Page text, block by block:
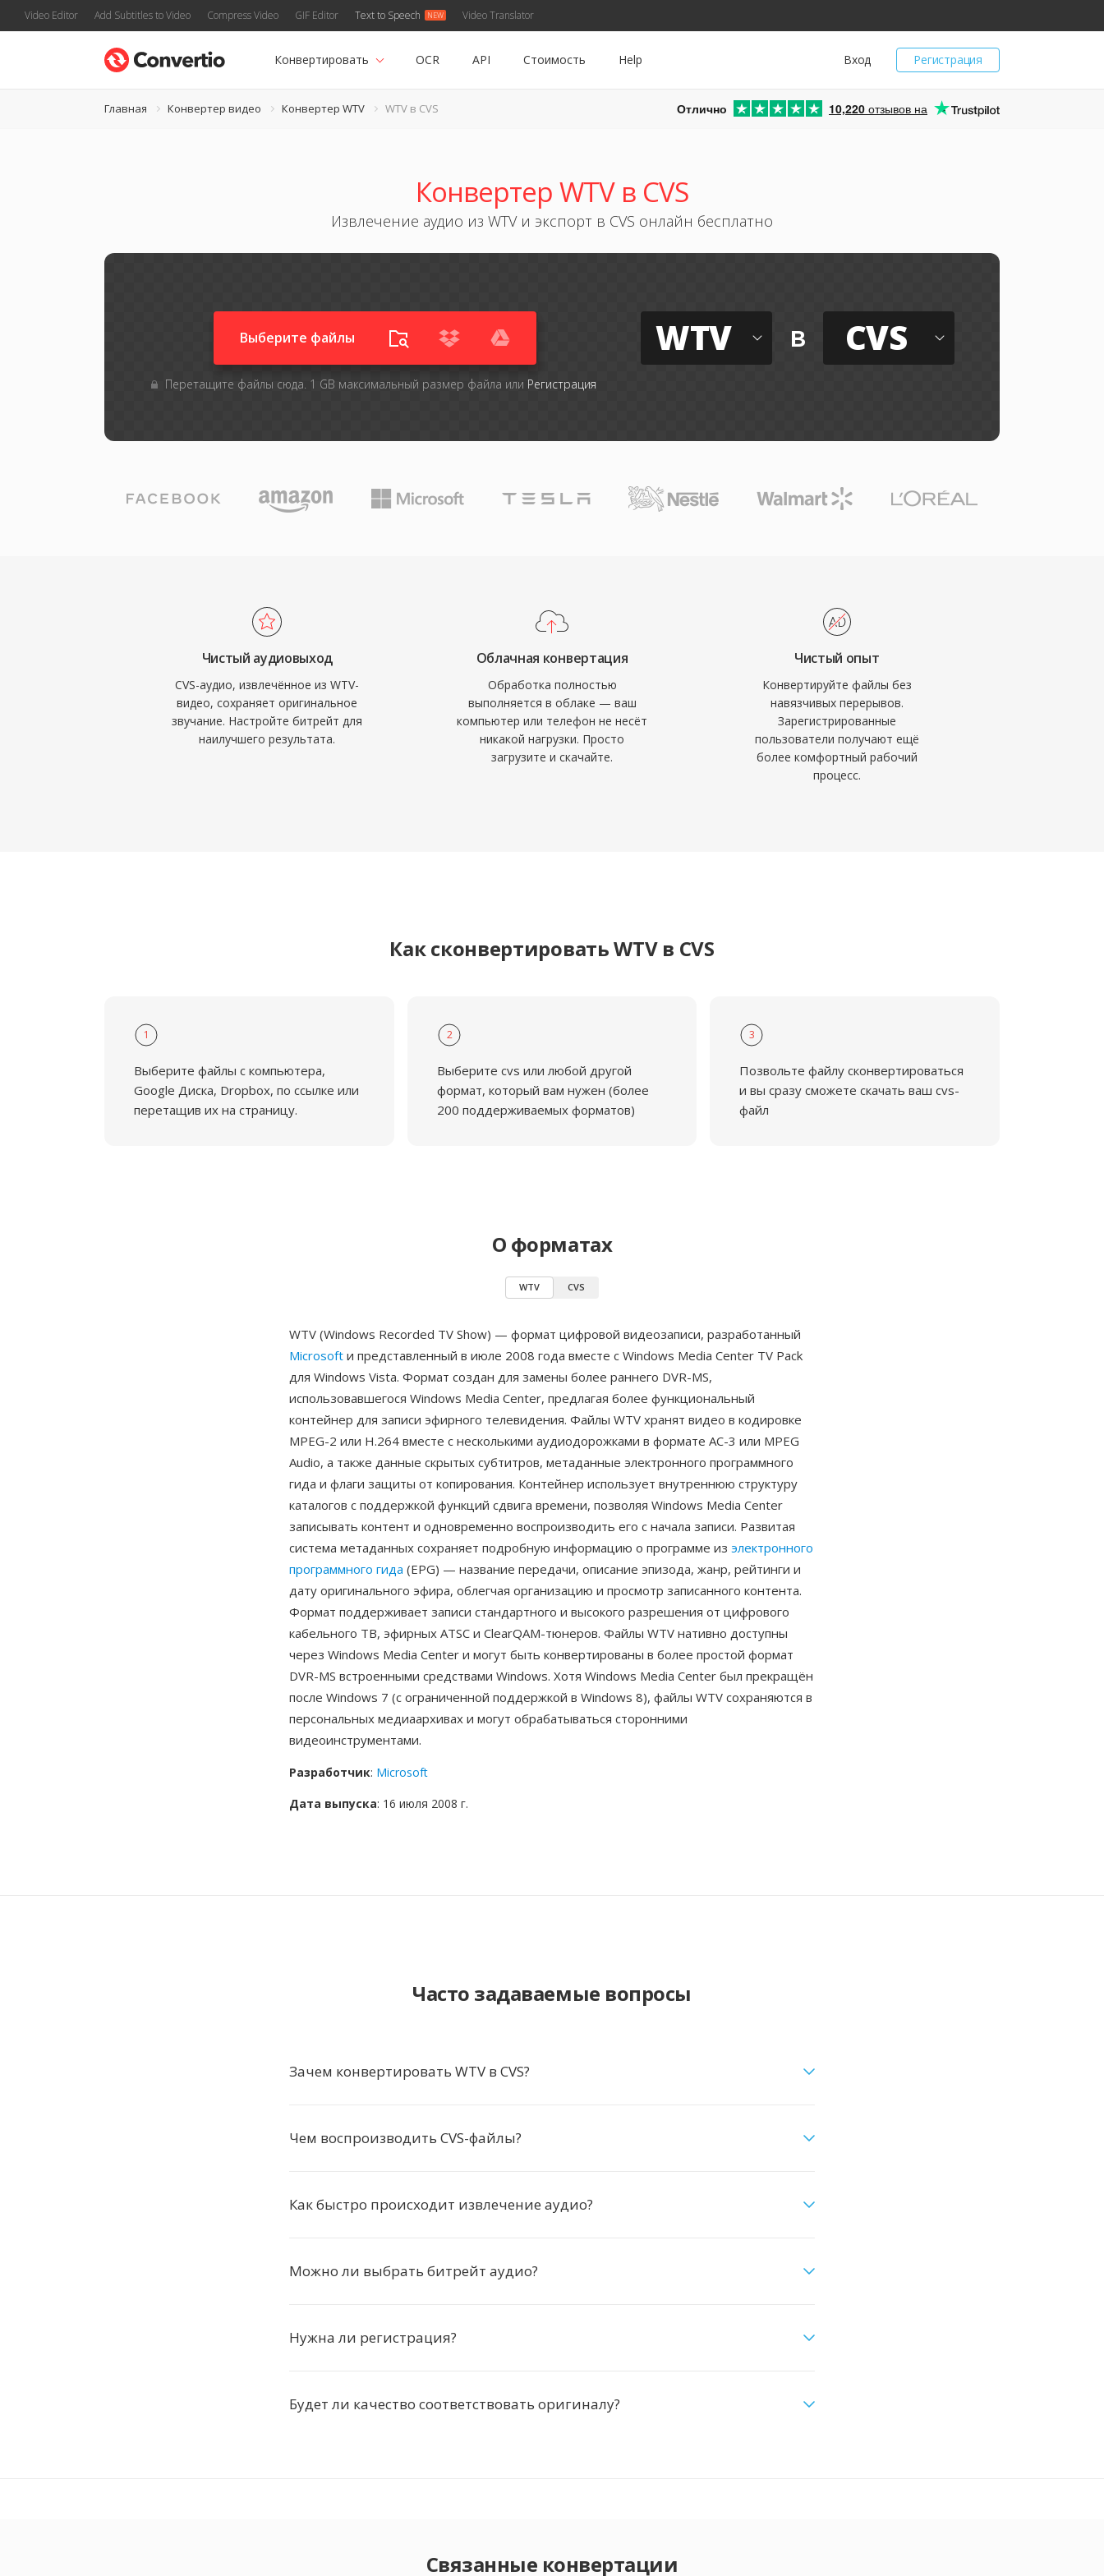
Video Editor Add Subtitles to Video Compress Video GIF Editor Text to Speech Video Translator
Регистрация
Вход
Конвертировать OCR API Стоимость Help
Главная Конвертер видео Конвертер WTV WTV в CVS Отлично 10,220 отзывов на
Конвертер WTV в CVS
Извлечение аудио из WTV и экспорт в CVS онлайн бесплатно
Выберите файлы
Перетащите файлы сюда. 1 GB максимальный размер файла или Регистрация
WTV в CVS
Чистый аудиовыход
CVS-аудио, извлечённое из WTV-
видео, сохраняет оригинальное
звучание. Настройте битрейт для
наилучшего результата.
Облачная конвертация
Обработка полностью
выполняется в облаке — ваш
компьютер или телефон не несёт
никакой нагрузки. Просто
загрузите и скачайте.
Чистый опыт
Конвертируйте файлы без
навязчивых перерывов.
Зарегистрированные
пользователи получают ещё
более комфортный рабочий
процесс.
Как сконвертировать WTV в CVS
1
Выберите файлы с компьютера,
Google Диска, Dropbox, по ссылке или
перетащив их на страницу.
2
Выберите cvs или любой другой
формат, который вам нужен (более
200 поддерживаемых форматов)
3
Позвольте файлу сконвертироваться
и вы сразу сможете скачать ваш cvs-
файл
О форматах
WTV CVS
WTV (Windows Recorded TV Show) — формат цифровой видеозаписи, разработанный
Microsoft и представленный в июле 2008 года вместе с Windows Media Center TV Pack
для Windows Vista. Формат создан для замены более раннего DVR-MS,
использовавшегося Windows Media Center, предлагая более функциональный
контейнер для записи эфирного телевидения. Файлы WTV хранят видео в кодировке
MPEG-2 или H.264 вместе с несколькими аудиодорожками в формате AC-3 или MPEG
Audio, а также данные скрытых субтитров, метаданные электронного программного
гида и флаги защиты от копирования. Контейнер использует внутреннюю структуру
каталогов с поддержкой функций сдвига времени, позволяя Windows Media Center
записывать контент и одновременно воспроизводить его с начала записи. Развитая
система метаданных сохраняет подробную информацию о программе из электронного
программного гида (EPG) — название передачи, описание эпизода, жанр, рейтинги и
дату оригинального эфира, облегчая организацию и просмотр записанного контента.
Формат поддерживает записи стандартного и высокого разрешения от цифрового
кабельного ТВ, эфирных ATSC и ClearQAM-тюнеров. Файлы WTV нативно доступны
через Windows Media Center и могут быть конвертированы в более простой формат
DVR-MS встроенными средствами Windows. Хотя Windows Media Center был прекращён
после Windows 7 (с ограниченной поддержкой в Windows 8), файлы WTV сохраняются в
персональных медиаархивах и могут обрабатываться сторонними
видеоинструментами.
Разработчик: Microsoft
Дата выпуска: 16 июля 2008 г.
Часто задаваемые вопросы
Зачем конвертировать WTV в CVS?
Чем воспроизводить CVS-файлы?
Как быстро происходит извлечение аудио?
Можно ли выбрать битрейт аудио?
Нужна ли регистрация?
Будет ли качество соответствовать оригиналу?
Связанные конвертации